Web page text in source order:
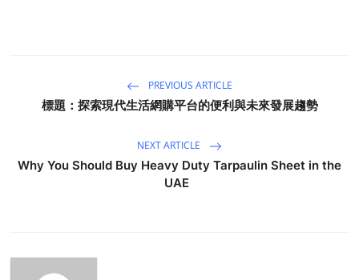
PREVIOUS ARTICLE
標題：探索現代生活網購平台的便利與未來發展趨勢
NEXT ARTICLE
Why You Should Buy Heavy Duty Tarpaulin Sheet in the
UAE